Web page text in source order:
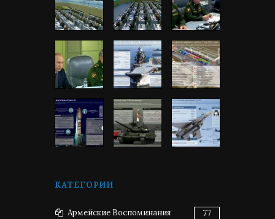
КАТЕГОРИИ
Армейские Воспоминания 77